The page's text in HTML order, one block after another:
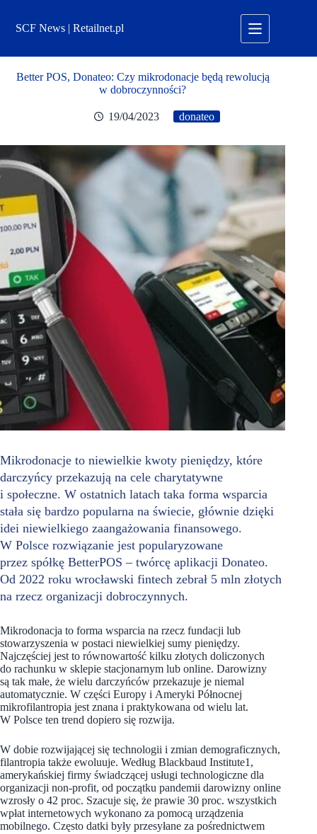
treściSCF News | Retailnet.pl
Better POS, Donateo: Czy mikrodonacje będą rewolucją
w dobroczynności?
19/04/2023 donateo
Mikrodonacje to niewielkie kwoty pieniędzy, które
darczyńcy przekazują na cele charytatywne
i społeczne. W ostatnich latach taka forma wsparcia
stała się bardzo popularna na świecie, głównie dzięki
idei niewielkiego zaangażowania finansowego.
W Polsce rozwiązanie jest popularyzowane
przez spółkę BetterPOS – twórcę aplikacji Donateo.
Od 2022 roku wrocławski fintech zebrał 5 mln złotych
na rzecz organizacji dobroczynnych.
Mikrodonacja to forma wsparcia na rzecz fundacji lub
stowarzyszenia w postaci niewielkiej sumy pieniędzy.
Najczęściej jest to równowartość kilku złotych doliczonych
do rachunku w sklepie stacjonarnym lub online. Darowizny
są tak małe, że wielu darczyńców przekazuje je niemal
automatycznie. W części Europy i Ameryki Północnej
mikrofilantropia jest znana i praktykowana od wielu lat.
W Polsce ten trend dopiero się rozwija.
W dobie rozwijającej się technologii i zmian demograficznych,
filantropia także ewoluuje. Według Blackbaud Institute1,
amerykańskiej firmy świadczącej usługi technologiczne dla
organizacji non-profit, od początku pandemii darowizny online
wzrosły o 42 proc. Szacuje się, że prawie 30 proc. wszystkich
wpłat internetowych wykonano za pomocą urządzenia
mobilnego. Często datki były przesyłane za pośrednictwem